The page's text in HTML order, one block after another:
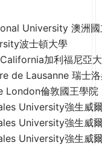
University 澳洲國
波士頓大學
加利福尼亞
de Lausanne 瑞士
London倫敦國王學院
University強生威
University強生威
University強生威